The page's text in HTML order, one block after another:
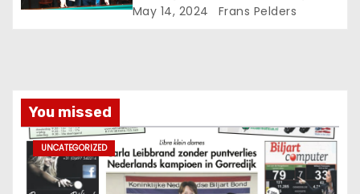
iemand het wil voortzetten’
May 14, 2024 Frans Pelders
You missed
UNCATEGORIZED